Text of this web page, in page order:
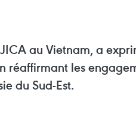
au Vietnam, a
les
du Sud-Est.